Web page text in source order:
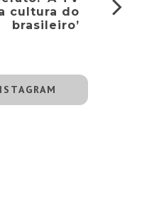
cultura do
brasileiro’